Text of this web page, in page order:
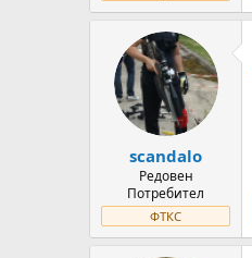
scandalo
Редовен
Потребител
ФТКС